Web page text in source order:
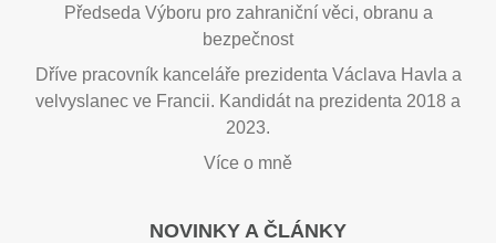
Předseda Výboru pro zahraniční věci, obranu a
bezpečnost
Dříve pracovník kanceláře prezidenta Václava Havla a
velvyslanec ve Francii. Kandidát na prezidenta 2018 a
2023.
Více o mně
NOVINKY A ČLÁNKY